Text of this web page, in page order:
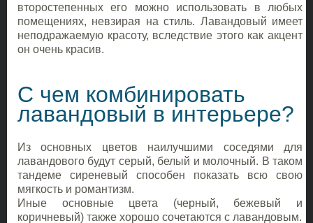
второстепенных его можно использовать в любых
помещениях, невзирая на стиль. Лавандовый имеет
неподражаемую красоту, вследствие этого как акцент
он очень красив.
С чем комбинировать
лавандовый в интерьере?
Из основных цветов наилучшими соседями для
лавандового будут серый, белый и молочный. В таком
тандеме сиреневый способен показать всю свою
мягкость и романтизм.
Иные основные цвета (черный, бежевый и
коричневый) также хорошо сочетаются с лавандовым.